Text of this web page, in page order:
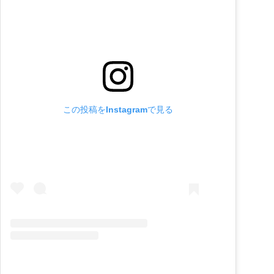
この投稿をInstagramで見る